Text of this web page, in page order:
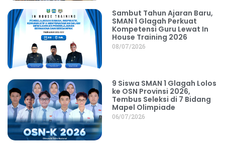
Sambut Tahun Ajaran Baru,
SMAN 1 Glagah Perkuat
Kompetensi Guru Lewat In
House Training 2026
08/07/2026
9 Siswa SMAN 1 Glagah Lolos
ke OSN Provinsi 2026,
Tembus Seleksi di 7 Bidang
Mapel Olimpiade
06/07/2026